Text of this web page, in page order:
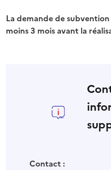
La demande de
moins 3 mois avant la
Contact :